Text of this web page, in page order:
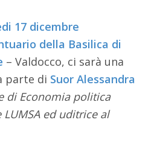
17 dicembre
della Basilica di
– Valdocco, ci sarà una
parte di Suor Alessandra
di Economia politica
ed uditrice al